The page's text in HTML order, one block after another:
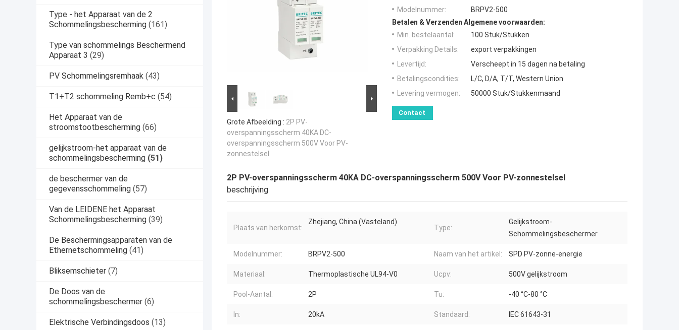
Type - het Apparaat van de 2
Schommelingsbescherming (161)
Type van schommelings Beschermend
Apparaat 3 (29)
PV Schommelingsremhaak (43)
T1+T2 schommeling Remb+c (54)
Het Apparaat van de
stroomstootbescherming (66)
gelijkstroom-het apparaat van de
schommelingsbescherming (51)
de beschermer van de
gegevensschommeling (57)
Van de LEIDENE het Apparaat
Schommelingsbescherming (39)
De Beschermingsapparaten van de
Ethernetschommeling (41)
Bliksemschieter (7)
De Doos van de
schommelingsbeschermer (6)
Elektrische Verbindingsdoos (13)
Grote Afbeelding : 2P PV-
overspanningsscherm 40KA DC-
overspanningsscherm 500V Voor PV-
zonnestelsel
Modelnummer:
BRPV2-500
Betalen & Verzenden Algemene voorwaarden:
Min. bestelaantal:
100 Stuk/Stukken
Verpakking Details:
export verpakkingen
Levertijd:
Verscheept in 15 dagen na betaling
Betalingscondities:
L/C, D/A, T/T, Western Union
Levering vermogen:
50000 Stuk/Stukkenmaand
Contact
2P PV-overspanningsscherm 40KA DC-overspanningsscherm 500V Voor PV-zonnestelsel
beschrijving
Plaats van herkomst:
Zhejiang, China (Vasteland)
Type:
Gelijkstroom-
Schommelingsbeschermer
Modelnummer: BRPV2-500 Naam van het artikel: SPD PV-zonne-energie
Materiaal: Thermoplastische UL94-V0 Ucpv: 500V gelijkstroom
Pool-Aantal: 2P Tu: -40 °C-80 °C
In: 20kA Standaard: IEC 61643-31